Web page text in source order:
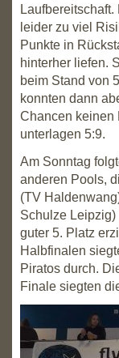
leider zu viel
Punkte in
hinterher liefen.
beim Stand von
konnten dann
Chancen keinen
unterlagen 5:9.
Am Sonntag
anderen Pools,
(TV
Schulze
guter 5. Platz
Halbfinalen
Piratos durch.
Finale siegten